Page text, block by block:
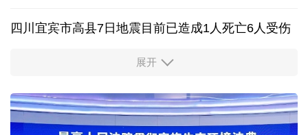
四川宜宾市高县7日地震目前已造成1人死亡6人受伤
四个关键词解读中国经济韧性
球票撬动全城消费 赛事经济如何将"流量"变"增量"
展开